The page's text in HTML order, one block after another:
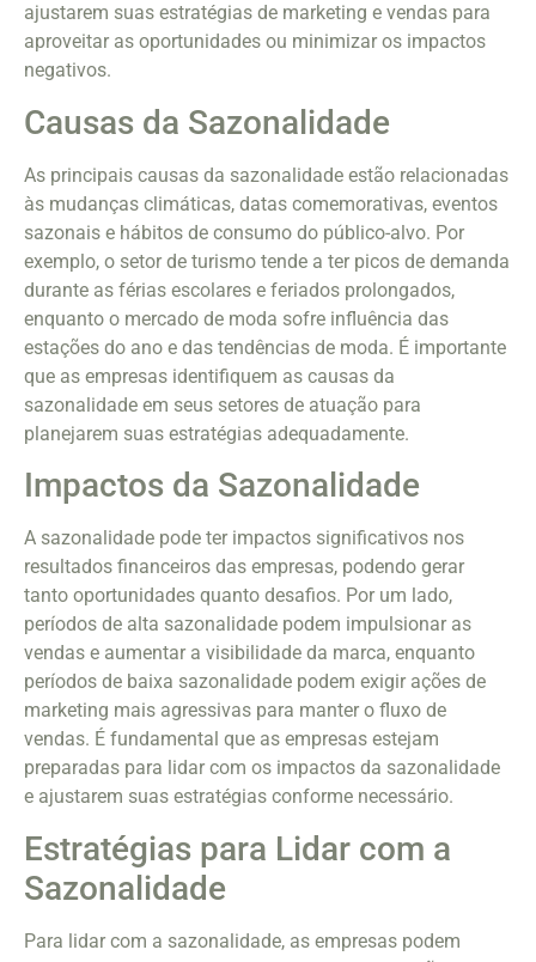
ajustarem suas estratégias de marketing e vendas para
aproveitar as oportunidades ou minimizar os impactos
negativos.
Causas da Sazonalidade
As principais causas da sazonalidade estão relacionadas
às mudanças climáticas, datas comemorativas, eventos
sazonais e hábitos de consumo do público-alvo. Por
exemplo, o setor de turismo tende a ter picos de demanda
durante as férias escolares e feriados prolongados,
enquanto o mercado de moda sofre influência das
estações do ano e das tendências de moda. É importante
que as empresas identifiquem as causas da
sazonalidade em seus setores de atuação para
planejarem suas estratégias adequadamente.
Impactos da Sazonalidade
A sazonalidade pode ter impactos significativos nos
resultados financeiros das empresas, podendo gerar
tanto oportunidades quanto desafios. Por um lado,
períodos de alta sazonalidade podem impulsionar as
vendas e aumentar a visibilidade da marca, enquanto
períodos de baixa sazonalidade podem exigir ações de
marketing mais agressivas para manter o fluxo de
vendas. É fundamental que as empresas estejam
preparadas para lidar com os impactos da sazonalidade
e ajustarem suas estratégias conforme necessário.
Estratégias para Lidar com a
Sazonalidade
Para lidar com a sazonalidade, as empresas podem